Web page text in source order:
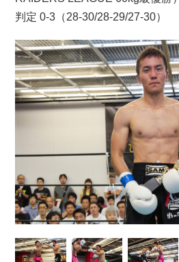
判定 0-3（28-30/28-29/27-30）